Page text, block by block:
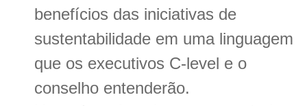
benefícios das iniciativas de
sustentabilidade em uma linguagem
que os executivos C-level e o
conselho entenderão.